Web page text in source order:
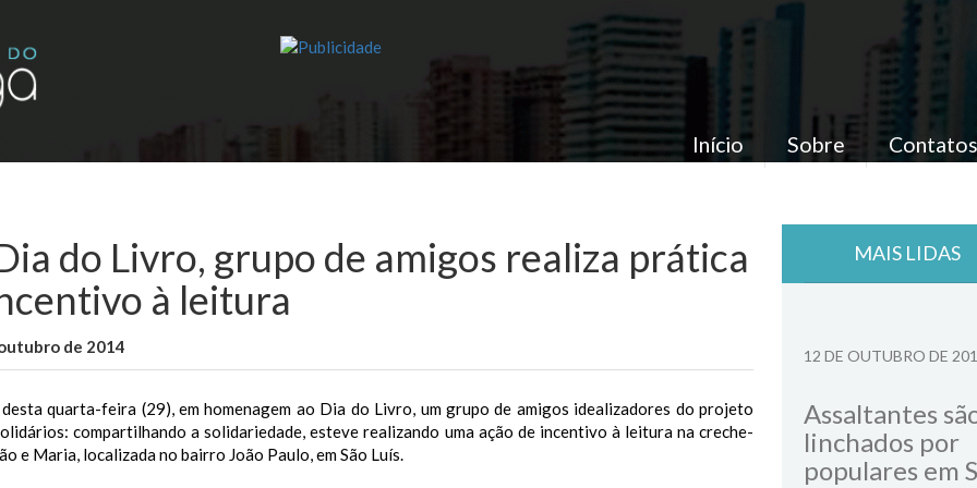
Início Sobre Contatos
do Livro, grupo de amigos realiza prática
à leitura
de 2014
quarta-feira (29), em homenagem ao Dia do Livro, um grupo de amigos idealizadores do projeto
compartilhando a solidariedade, esteve realizando uma ação de incentivo à leitura na creche-
e Maria, localizada no bairro João Paulo, em São Luís.
MAIS LIDAS
12 DE OUTUBRO DE
Assaltantes
linchados por
populares em